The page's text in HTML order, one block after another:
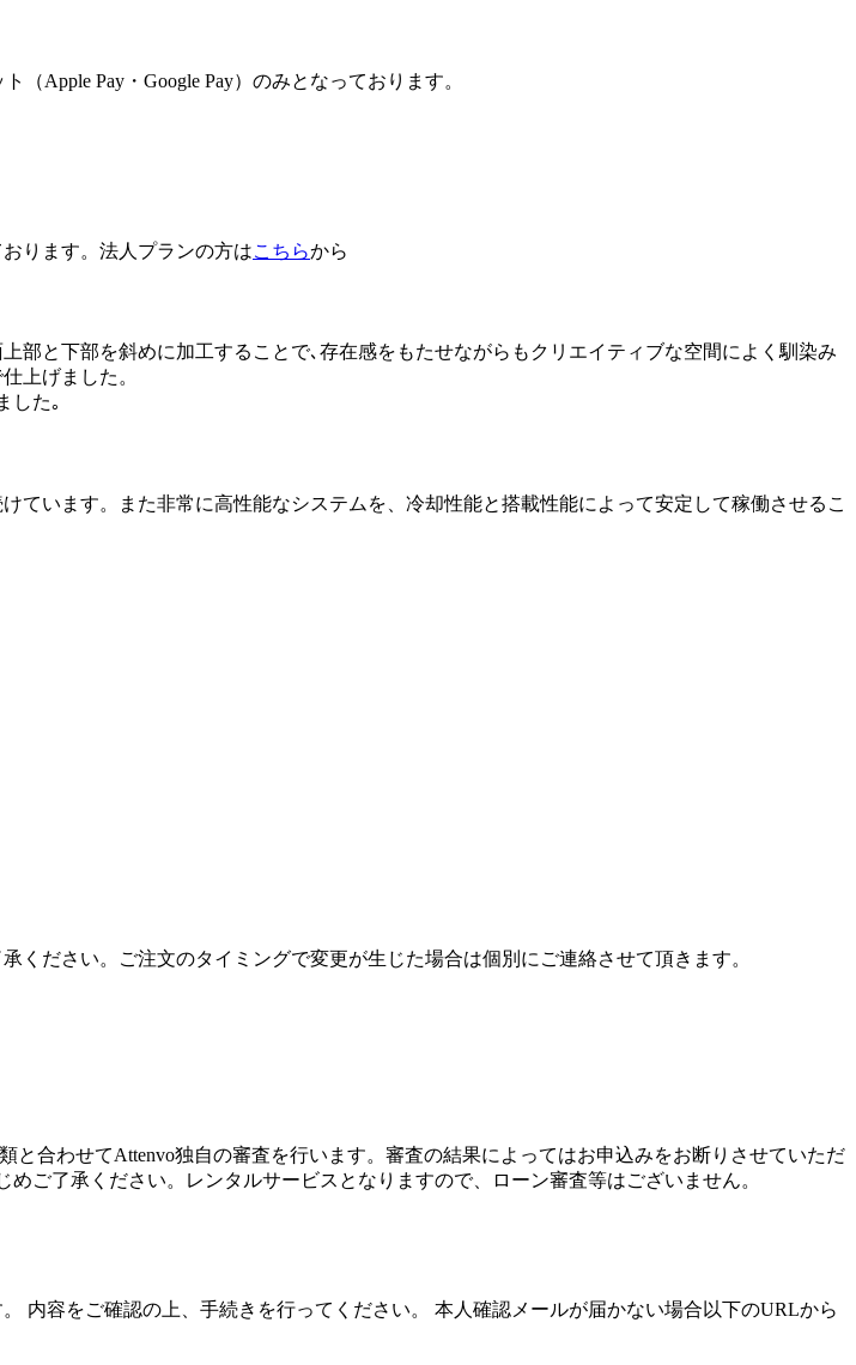
（Apple Pay・Google Pay）のみとなっております。
ります。法人プランの方はこちらから
部と下部を斜めに加工することで､存在感をもたせながらもクリエイティブな空間によく馴染み
上げました。
した｡
います。また非常に高性能なシステムを、冷却性能と搭載性能によって安定して稼働させるこ
ださい。ご注文のタイミングで変更が生じた場合は個別にご連絡させて頂きます。
合わせてAttenvo独自の審査を行います。審査の結果によってはお申込みをお断りさせていただ
ご了承ください。レンタルサービスとなりますので、ローン審査等はございません。
内容をご確認の上、手続きを行ってください。 本人確認メールが届かない場合以下のURLから